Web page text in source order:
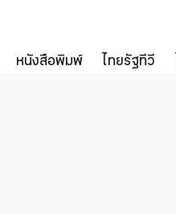
หนังสือพิมพ์ ไทยรัฐทีวี